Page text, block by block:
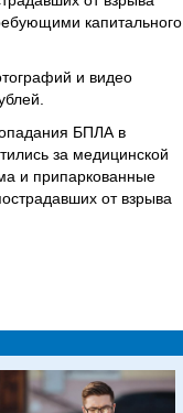
капитального
и видео
БПЛА в
за медицинской
и припаркованные
от взрыва